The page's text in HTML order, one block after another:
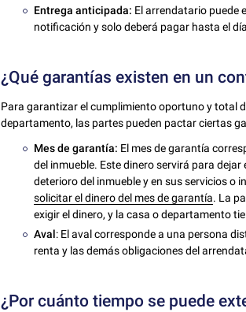
Entrega anticipada: El arrendatario puede
notificación y solo deberá pagar hasta el
¿Qué garantías existen en un
Para garantizar el cumplimiento oportuno y total
departamento, las partes pueden pactar ciertas
Mes de garantía: El mes de garantía
del inmueble. Este dinero servirá para
deterioro del inmueble y en sus servicios o
solicitar el dinero del mes de garantía. La
exigir el dinero, y la casa o departamento
Aval: El aval corresponde a una persona
renta y las demás obligaciones del
¿Por cuánto tiempo se puede